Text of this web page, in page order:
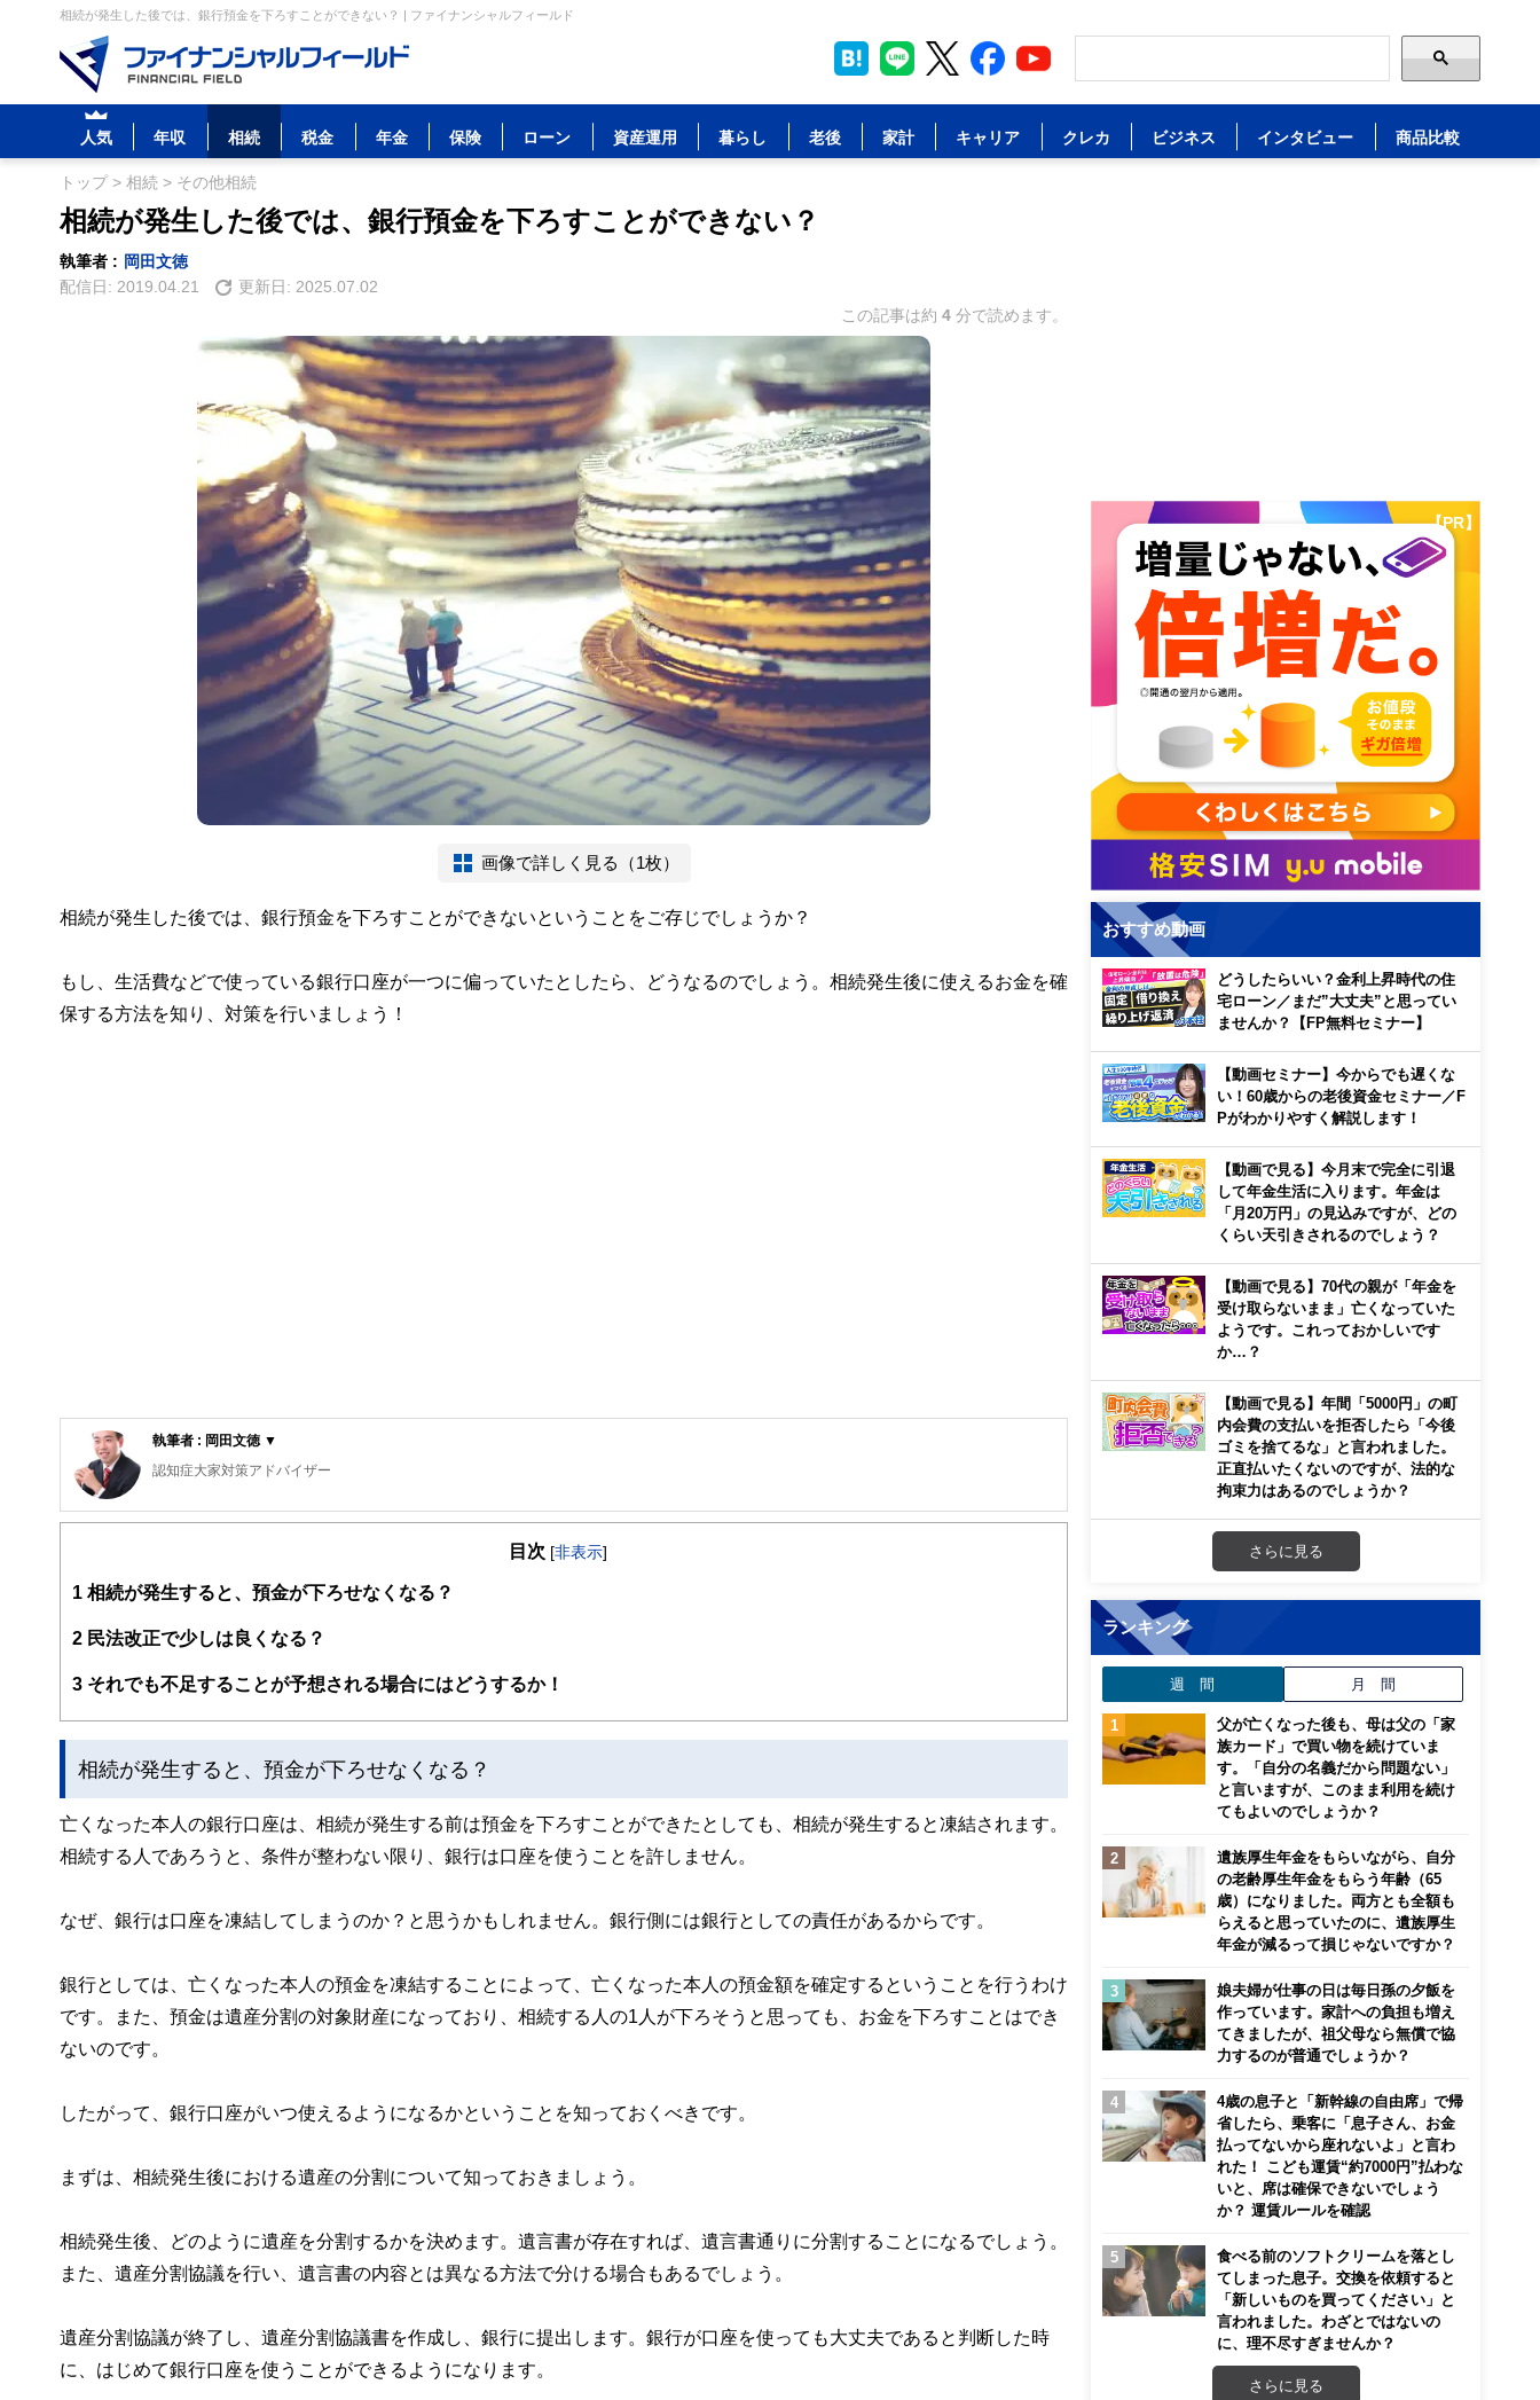
相続が発生した後では、銀行預金を下ろすことができない？ | ファイナンシャルフィールド
人気 年収 相続 税金 年金 保険 ローン 資産運用 暮らし 老後 家計 キャリア クレカ ビジネス インタビュー 商品比較
トップ> 相続 > その他相続
相続が発生した後では、銀行預金を下ろすことができない？
執筆者 :
岡田文徳
配信日: 2019.04.21 更新日: 2025.07.02
この記事は約 4 分で読めます。
画像で詳しく見る（1枚）
相続が発生した後では、銀行預金を下ろすことができないということをご存じでしょうか？
もし、生活費などで使っている銀行口座が一つに偏っていたとしたら、どうなるのでしょう。相続発生後に使えるお金を確
保する方法を知り、対策を行いましょう！
執筆者 : 岡田文徳 ▼
認知症大家対策アドバイザー
人生100年時代を生き抜くために大家さんの認知症対策と不動産賃貸経営のサポートを行なっている。
祖父が認知症になり、お金が下ろせない、賃貸業はストップ、収益の出ない物件を買わされそうになる。
祖父の死後、両親と認知症対策を行い、自ら賃貸経営ノウハウや人脈を構築し、日々改善している。
現在は、大家さん向けにセミナーやコンサルティングを行なっています。
目次 [非表示]
1 相続が発生すると、預金が下ろせなくなる？
2 民法改正で少しは良くなる？
3 それでも不足することが予想される場合にはどうするか！
相続が発生すると、預金が下ろせなくなる？
亡くなった本人の銀行口座は、相続が発生する前は預金を下ろすことができたとしても、相続が発生すると凍結されます。
相続する人であろうと、条件が整わない限り、銀行は口座を使うことを許しません。
なぜ、銀行は口座を凍結してしまうのか？と思うかもしれません。銀行側には銀行としての責任があるからです。
銀行としては、亡くなった本人の預金を凍結することによって、亡くなった本人の預金額を確定するということを行うわけ
です。また、預金は遺産分割の対象財産になっており、相続する人の1人が下ろそうと思っても、お金を下ろすことはでき
ないのです。
したがって、銀行口座がいつ使えるようになるかということを知っておくべきです。
まずは、相続発生後における遺産の分割について知っておきましょう。
相続発生後、どのように遺産を分割するかを決めます。遺言書が存在すれば、遺言書通りに分割することになるでしょう。
また、遺産分割協議を行い、遺言書の内容とは異なる方法で分ける場合もあるでしょう。
遺産分割協議が終了し、遺産分割協議書を作成し、銀行に提出します。銀行が口座を使っても大丈夫であると判断した時
に、はじめて銀行口座を使うことができるようになります。
【PR】
おすすめ動画
どうしたらいい？金利上昇時代の住
宅ローン／まだ”大丈夫”と思ってい
ませんか？【FP無料セミナー】
【動画セミナー】今からでも遅くな
い！60歳からの老後資金セミナー／F
Pがわかりやすく解説します！
【動画で見る】今月末で完全に引退
して年金生活に入ります。年金は
「月20万円」の見込みですが、どの
くらい天引きされるのでしょう？
【動画で見る】70代の親が「年金を
受け取らないまま」亡くなっていた
ようです。これっておかしいです
か…？
【動画で見る】年間「5000円」の町
内会費の支払いを拒否したら「今後
ゴミを捨てるな」と言われました。
正直払いたくないのですが、法的な
拘束力はあるのでしょうか？
さらに見る
ランキング
週 間 月 間
父が亡くなった後も、母は父の「家
族カード」で買い物を続けていま
す。「自分の名義だから問題ない」
と言いますが、このまま利用を続け
てもよいのでしょうか？
遺族厚生年金をもらいながら、自分
の老齢厚生年金をもらう年齢（65
歳）になりました。両方とも全額も
らえると思っていたのに、遺族厚生
年金が減るって損じゃないですか？
娘夫婦が仕事の日は毎日孫の夕飯を
作っています。家計への負担も増え
てきましたが、祖父母なら無償で協
力するのが普通でしょうか？
4歳の息子と「新幹線の自由席」で帰
省したら、乗客に「息子さん、お金
払ってないから座れないよ」と言わ
れた！ こども運賃“約7000円”払わな
いと、席は確保できないでしょう
か？ 運賃ルールを確認
食べる前のソフトクリームを落とし
てしまった息子。交換を依頼すると
「新しいものを買ってください」と
言われました。わざとではないの
に、理不尽すぎませんか？
さらに見る